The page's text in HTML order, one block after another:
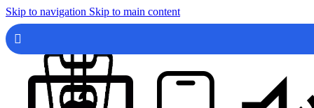
Skip to navigation Skip to main content